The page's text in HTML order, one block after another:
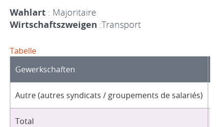
Wahlart : Majoritaire
Wirtschaftszweigen :Transport
Tabelle
Gewerkschaften
Autre (autres syndicats / groupements de salariés)
Total